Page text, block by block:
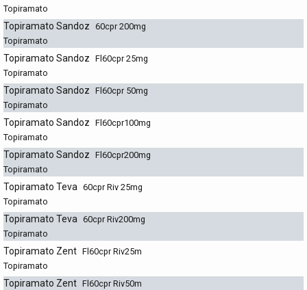
Topiramato
Topiramato Sandoz 60cpr 200mg
Topiramato
Topiramato Sandoz Fl60cpr 25mg
Topiramato
Topiramato Sandoz Fl60cpr 50mg
Topiramato
Topiramato Sandoz Fl60cpr100mg
Topiramato
Topiramato Sandoz Fl60cpr200mg
Topiramato
Topiramato Teva 60cpr Riv 25mg
Topiramato
Topiramato Teva 60cpr Riv200mg
Topiramato
Topiramato Zent Fl60cpr Riv25m
Topiramato
Topiramato Zent Fl60cpr Riv50m